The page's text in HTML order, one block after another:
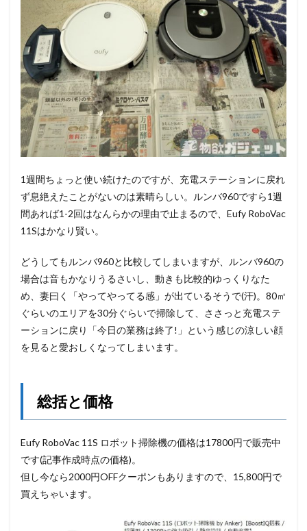
1週間ちょっと使い続けたのですが、充電ステーションに戻れ
ず息絶えたことがないのは素晴らしい。ルンバ960ですら1週
間あれば1-2回はなんらかの理由で止まるので、Eufy RoboVac
11Sはかなり賢い。
どうしてもルンバ960と比較してしまいますが、ルンバ960の
場合は音もかなりうるさいし、動きも比較的ゆっくりなた
め、妻曰く「やってやってる感」が出ているそうで(汗)。80㎡
ぐらいのエリアを30分ぐらいで掃除して、ささっと充電ステ
ーションに戻り「今日の業務は終了!」という感じの涼しい顔
を見ると愛おしくなってしまいます。
総括と価格
Eufy RoboVac 11S ロボット掃除機の価格は17800円で販売中
です(記事作成時点の価格)。
但し今なら2000円OFFクーポンもありますので、15,800円で
買えちゃいます。